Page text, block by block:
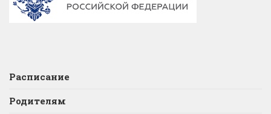
Расписание
Родителям